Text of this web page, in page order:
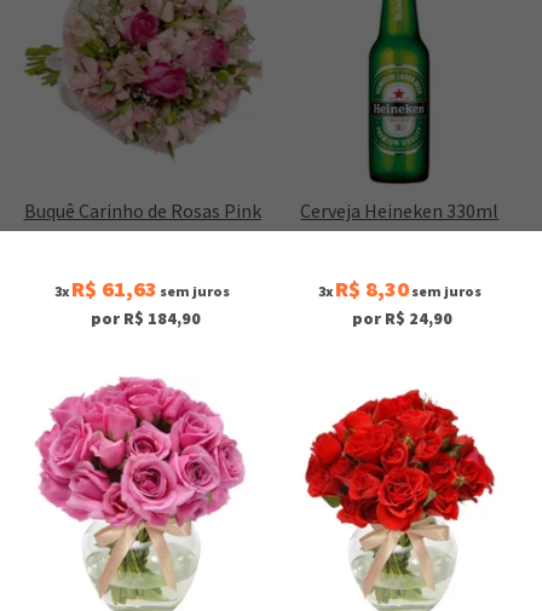
Buquê Carinho de Rosas Pink
3x R$ 61,63 sem juros
por R$ 184,90
Cerveja Heineken 330ml
3x R$ 8,30sem juros
por R$ 24,90